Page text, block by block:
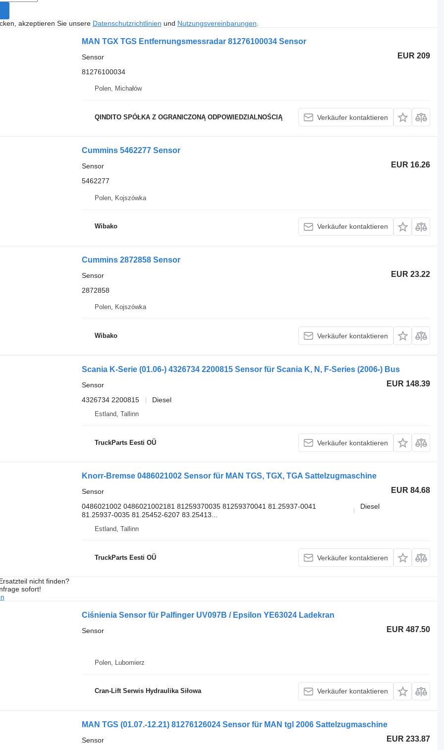
akzeptieren Sie unsere Datenschutzrichtlinien und Nutzungsvereinbarungen
MAN TGX TGS Entfernungsmessradar 81276100034 Sensor
EUR 209
Sensor
81276100034
Polen, Michałów
QINDITO SPÓŁKA Z OGRANICZONĄ ODPOWIEDZIALNOŚCIĄ Verkäufer kontaktieren
Cummins 5462277 Sensor
EUR 16.26
Sensor
5462277
Polen, Kojszówka
Wibako Verkäufer kontaktieren
Cummins 2872858 Sensor
EUR 23.22
Sensor
2872858
Polen, Kojszówka
Wibako Verkäufer kontaktieren
Scania K-Serie (01.06-) 4326734 2200815 Sensor für Scania K, N, F-Series (2006-) Bus
EUR 148.39
Sensor
4326734 2200815
Diesel
Estland, Tallinn
TruckParts Eesti OÜ Verkäufer kontaktieren
Knorr-Bremse 0486021002 Sensor für MAN TGS, TGX, TGA Sattelzugmaschine
EUR 84.68
Sensor
0486021002 0486021002181 81259370035 81259370041 81.25937-0041
81.25937-0035 81.25452-6207 83.25413...
Diesel
Estland, Tallinn
TruckParts Eesti OÜ Verkäufer kontaktieren
nicht finden?
sofort!
Ciśnienia Sensor für Palfinger UV097B / Epsilon YE63024 Ladekran
EUR 487.50
Sensor
Polen, Lubomierz
Cran-Lift Serwis Hydraulika Siłowa Verkäufer kontaktieren
MAN TGS (01.07.-12.21) 81276126024 Sensor für MAN tgl 2006 Sattelzugmaschine
EUR 233.87
Sensor